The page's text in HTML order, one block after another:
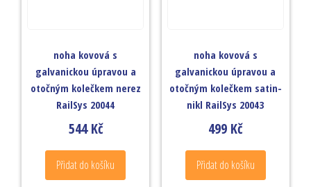
noha kovová s
galvanickou úpravou a
otočným kolečkem nerez
RailSys 20044
544Kč
Přidat do košíku
noha kovová s
galvanickou úpravou a
otočným kolečkem satin-
nikl RailSys 20043
499 Kč
Přidat do košíku